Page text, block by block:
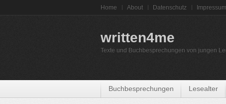
Home About Datenschutz Impressum
written4me
Texte und Buchbesprechungen von jungen
Buchbesprechungen Lesealter